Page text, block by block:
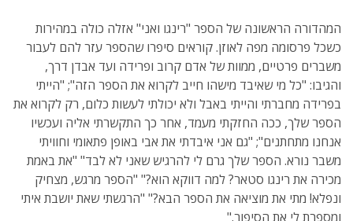
המהדורה הראשונה של הספר "רינגו ואני" אזלה כולה במהירות
כשכל פרסומה מפה לאוזן. קוראים סיפרו שהספר עזר להם לעבור
משברים פרטיים, ממוות של אדם קרוב ופרידה ועד אבדן דרך,
והגיבו: "כל מי שאיבד מישהו חייב לקרוא את הספר הזה"; "הייתי
בפרידה מחברתי והייתי באבל ולא יכולתי לעשות כלום, רק לקרוא את
הספר שלך, ככה החזקתי מעמד, אחר כך התקשרתי אליה ועכשיו
אנחנו מתחתנים"; "גם אני איבדתי את אבי באופן פתאומי וחוויתי
משבר נורא. הספר שלך גרם לי להרגיש שאני לא לבד" "את באמת
מכירה את רינגו סטאר? למה דווקא הוא?" "הספר מרגש, מצחיק
ונפלא! מתי את מוציאה את הספר הבא?" "הרגשתי שאת יושבת איתי
ומספרת לי את הסיפור."